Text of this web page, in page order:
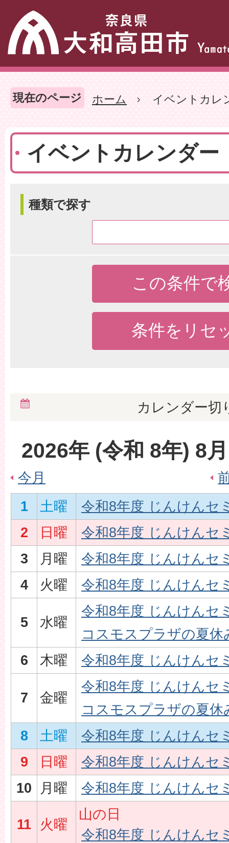
現在のページ ホーム イベントカレ
イベントカレンダー
種類で探す
カレンダー切
2026年 (令和 8年) 8
今月
1
土曜
令和8年度 じんけんセ
2
日曜
令和8年度 じんけんセ
3
月曜
令和8年度 じんけんセ
4
火曜 令和8年度 じんけんセ
5 水曜
令和8年度 じんけんセ
コスモスプラザの夏
6
木曜 令和8年度 じんけんセ
7 金曜
令和8年度 じんけんセ
コスモスプラザの夏
8
土曜
令和8年度 じんけんセ
9
日曜
令和8年度 じんけんセ
10
月曜 令和8年度 じんけんセ
11 火曜
山の日
令和8年度 じんけんセ